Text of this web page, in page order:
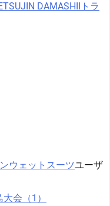
DAMASHIIトラ
ウェットスーツユーザ
会（1）